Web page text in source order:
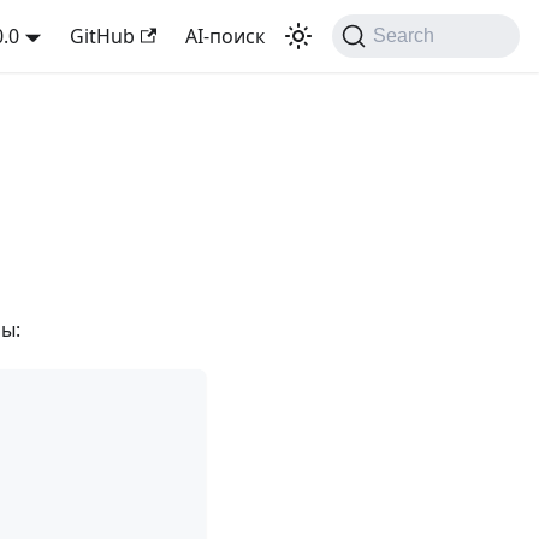
GitHub AI-поиск Search